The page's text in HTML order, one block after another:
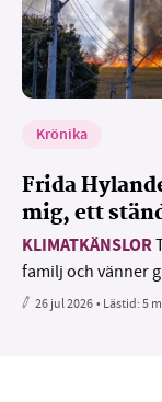
Krönika
Frida
mig, ett
KLIMATKÄNSLOR
familj och vänner
26 jul 2026• Lästid:5